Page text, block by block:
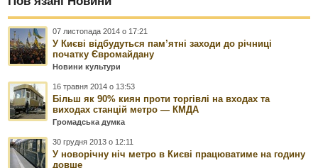
07 листопада 2014 о 17:21
У Києві відбудуться пам’ятні заходи до річниці
початку Євромайдану
Новини культури
16 травня 2014 о 13:53
Більш як 90% киян проти торгівлі на входах та
виходах станцій метро — КМДА
Громадська думка
30 грудня 2013 о 12:11
У новорічну ніч метро в Києві працюватиме на годину
довше